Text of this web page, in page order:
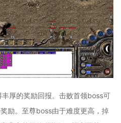
厚的奖励回报。击败首领boss可
励。至尊boss由于难度更高，掉